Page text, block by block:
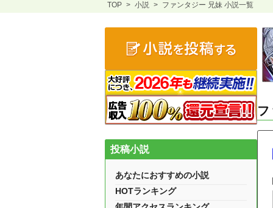
TOP > 小説 > ファンタジー 兄妹 小説一覧
投稿小説
あなたにおすすめの小説
HOTランキング